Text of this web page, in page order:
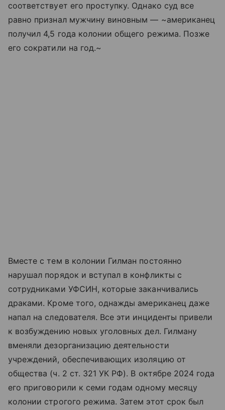
соответствует его проступку. Однако суд все
равно признал мужчину виновным — ~американец
получил 4,5 года колонии общего режима. Позже
его сократили на год.~
Вместе с тем в колонии Гилман постоянно
нарушал порядок и вступал в конфликты с
сотрудниками УФСИН, которые заканчивались
драками. Кроме того, однажды американец даже
напал на следователя. Все эти инциденты привели
к возбуждению новых уголовных дел. Гилману
вменяли дезорганизацию деятельности
учреждений, обеспечивающих изоляцию от
общества (ч. 2 ст. 321 УК РФ). В октябре 2024 года
его приговорили к семи годам одному месяцу
колонии строгого режима. Затем этот срок был